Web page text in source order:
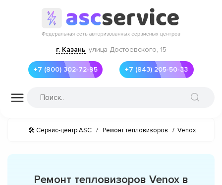
г. Казань улица Достоевского, 15
+7 (800) 302-72-95 +7 (843) 205-50-33
🛠 Сервис-центр ASC / Ремонт тепловизоров / Venox
Ремонт тепловизоров Venox в